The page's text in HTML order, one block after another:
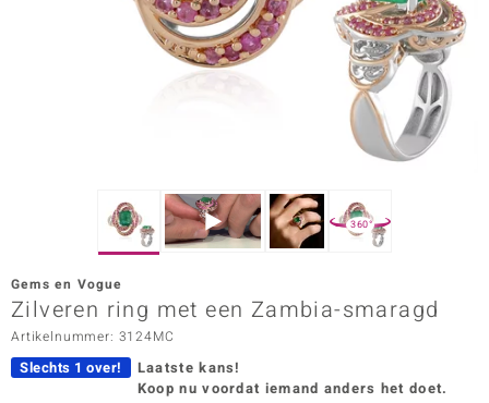
Vogue
in Italy
360°
Gems en Vogue
Zilveren ring met een Zambia-smaragd
Artikelnummer: 3124MC
Slechts 1 over!
Laatste kans!
Koop nu voordat iemand anders het doet.